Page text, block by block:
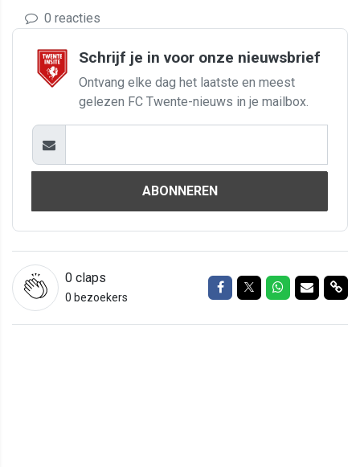
0 reacties
Schrijf je in voor onze nieuwsbrief
Ontvang elke dag het laatste en meest
gelezen FC Twente-nieuws in je mailbox.
ABONNEREN
0 claps
0 bezoekers
Delen op Facebook
Delen op Twitter
Delen op
Delen